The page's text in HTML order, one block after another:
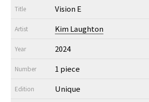
Title Vision E
Artist Kim Laughton
Year 2024
Number 1 piece
Edition Unique